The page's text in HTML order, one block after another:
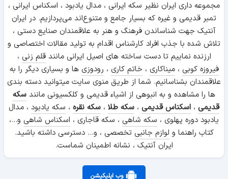
قاشقک
مجموعه داری ایران نظیر سکه ایرانی ، مدال یادبود ، اسکناس ایرانی ،
تمبر قدیمی و غیره که بسیار جامع و متنوع‌اند می‌پردازیم. در ایران
آنتیک جهت شناساندن فرهنگ و هنر به علاقمندان صنایع دستی ،
تلاش شده با جذب افراد کارشناس اقدام به تولید مقالات اختصاصی و
ارزنده نماییم تا دست ساخته های اصیل ایرانی مانندقلم زنی ،
فیروزه کوبی ،میناکاری ، خاتم کاری ، رودوزی ها و بسیاری دیگر را به
علاقمندان بشناسانیم. شما از طریق منوی سایت میتوانید دسته بندی
ها را مشاهده و به انبوهی از اشیاء قدیمی و کلکسیونی مانند سکه
قدیمی ، اسکناس قدیمی ، سکه طلا ، سکه نقره ، سکه یادبود ، مدال
یادبود دوره پهلوی ، سکه شاهی ، سکه قاجاری ، اسکناس شاهی و...،
کتاب راهنما و لوازم جانبی تخصصی ، و... دسترسی داشته باشید.
ایران آنتیک ، نشانه اطمینان شماست.
وب اپلیکیشن